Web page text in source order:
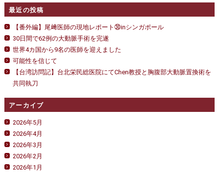
私どもの特色 治療目的と治療対象
手術概要
医師募集情報
トピックス一覧
アーカイブ
最近の投稿
【番外編】尾﨑医師の現地レポート㉚inシンガポール
30日間で62例の大動脈手術を完遂
世界4カ国から9名の医師を迎えました
可能性を信じて
【台湾訪問記】台北栄民総医院にてChen教授と胸腹部大動脈置換術を
共同執刀
アーカイブ
2026年5月
2026年4月
2026年3月
2026年2月
2026年1月